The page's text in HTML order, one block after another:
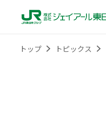
トップ トピックス